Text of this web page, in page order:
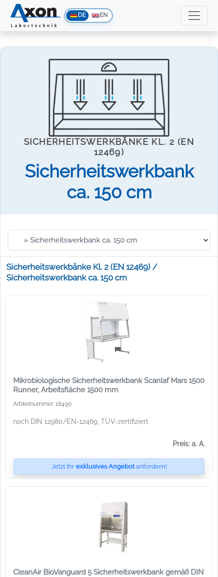
DE EN
SICHERHEITSWERKBÄNKE KL. 2 (EN
12469)
Sicherheitswerkbank
ca. 150 cm
Sicherheitswerkbänke Kl. 2 (EN 12469) /
Sicherheitswerkbank ca. 150 cm
Mikrobiologische Sicherheitswerkbank Scanlaf Mars 1500
Runner, Arbeitsfläche 1500 mm
Artikelnummer: 18490
nach DIN 12980/EN-12469, TÜV-zertifiziert
Preis: a. A.
Jetzt Ihr exklusives Angebotanfordern!
CleanAir BioVanguard 5 Sicherheitswerkbank gemäß DIN